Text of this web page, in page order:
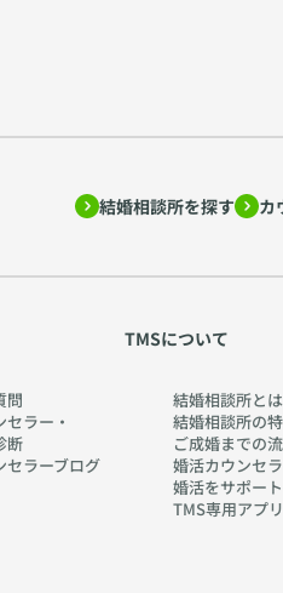
結婚相談所を探す カ
問
ラー・
断
セラーブログ
TMSについて
結婚相談所とは
結婚相談所の
ご成婚までの
婚活カウンセ
婚活をサポー
TMS専用アプリ